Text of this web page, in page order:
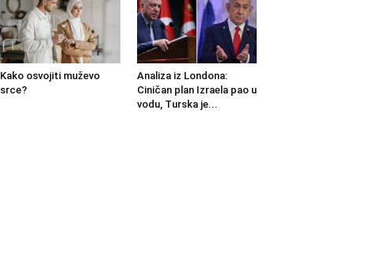
Kako osvojiti muževo
srce?
Analiza iz Londona:
Ciničan plan Izraela pao u
vodu, Turska je...